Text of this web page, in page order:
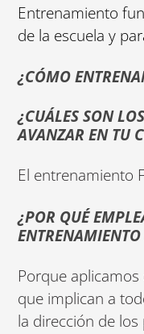
Entrenamiento
de la escuela y
¿CÓMO
¿CUÁLES SON
AVANZAR EN TU
El entrenamiento
¿POR QUÉ
Porque
que implican a
la dirección de